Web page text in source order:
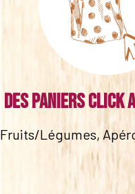
Des paniers click
Fruits/Légumes,